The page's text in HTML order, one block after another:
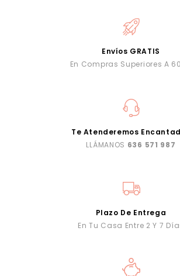
Envíos GRATIS
En Compras Superiores A
Te Atenderemos
LLÁMANOS 636 571 987
Plazo De Entrega
En Tu Casa Entre 2 Y 7